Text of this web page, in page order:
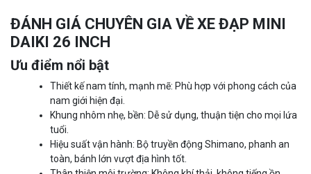
ĐÁNH GIÁ CHUYÊN GIA VỀ XE ĐẠP MINI
DAIKI 26 INCH
Ưu điểm nổi bật
Thiết kế nam tính, mạnh mẽ: Phù hợp với phong cách của
nam giới hiện đại.
Khung nhôm nhẹ, bền: Dễ sử dụng, thuận tiện cho mọi lứa
tuổi.
Hiệu suất vận hành: Bộ truyền động Shimano, phanh an
toàn, bánh lớn vượt địa hình tốt.